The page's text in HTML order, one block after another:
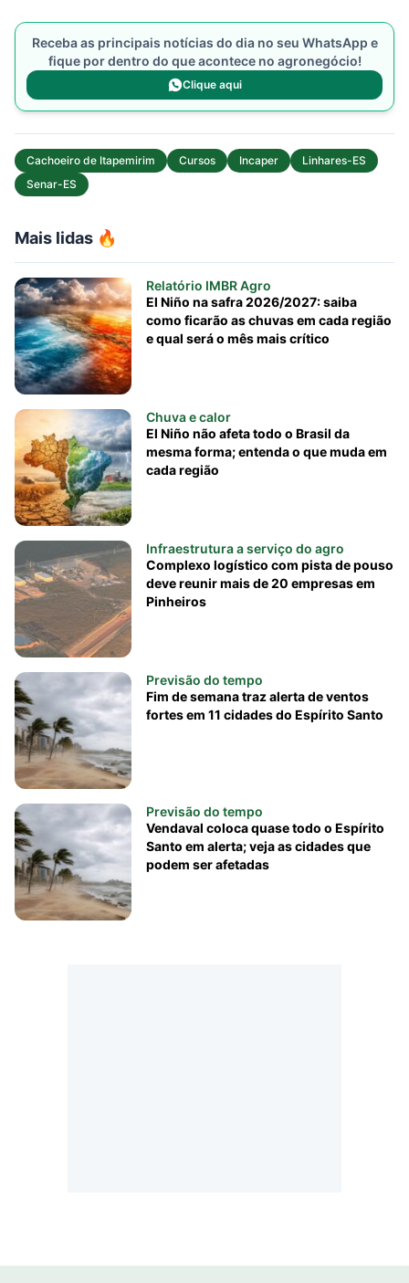
Mais lidas 🔥
Relatório IMBR Agro
El Niño na safra 2026/2027: saiba
como ficarão as chuvas em cada região
e qual será o mês mais crítico
Chuva e calor
El Niño não afeta todo o Brasil da
mesma forma; entenda o que muda em
cada região
Infraestrutura a serviço do agro
Complexo logístico com pista de pouso
deve reunir mais de 20 empresas em
Pinheiros
Previsão do tempo
Fim de semana traz alerta de ventos
fortes em 11 cidades do Espírito Santo
Previsão do tempo
Vendaval coloca quase todo o Espírito
Santo em alerta; veja as cidades que
podem ser afetadas
Receba as principais notícias do dia no seu WhatsApp e
fique por dentro do que acontece no agronegócio!
Clique aqui
Cachoeiro de Itapemirim Cursos Incaper
Linhares-ES
Senar-ES